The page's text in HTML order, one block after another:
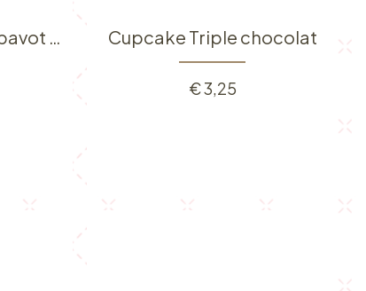
Cupcake Graine de pavot au citron Cupcake Triple chocolat
€3,25